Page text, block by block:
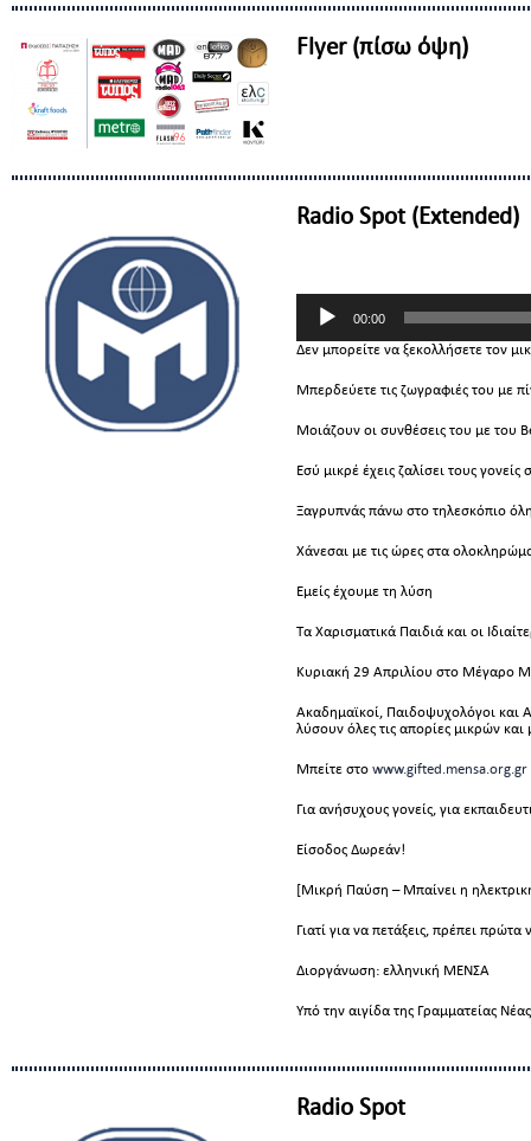
Flyer (πίσω όψη)
Radio Spot (Extended)
Αναπαραγωγής
00:00
Δεν μπορείτε να ξεκολλήσετε τον
Μπερδεύετε τις ζωγραφιές του με
Μοιάζουν οι συνθέσεις του με του
Εσύ μικρέ έχεις ζαλίσει τους
Ξαγρυπνάς πάνω στο τηλεσκόπιο
Χάνεσαι με τις ώρες στα
Εμείς έχουμε τη λύση
Τα Χαρισματικά Παιδιά και οι
Κυριακή 29 Απριλίου στο Μέγαρο
Ακαδημαϊκοί, Παιδοψυχολόγοι και
λύσουν όλες τις απορίες μικρών
Μπείτε στο www.gifted.mensa.org.gr
Για ανήσυχους γονείς, για
Είσοδος Δωρεάν!
[Μικρή Παύση – Μπαίνει η
Γιατί για να πετάξεις, πρέπει
Διοργάνωση: ελληνική ΜΕΝΣΑ
Υπό την αιγίδα της Γραμματείας Νέας
Radio Spot